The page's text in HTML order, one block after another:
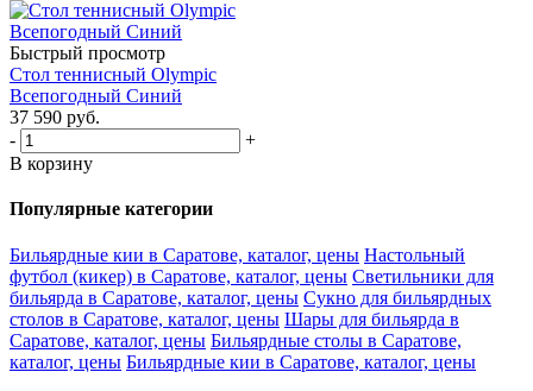
Быстрый просмотр
Стол теннисный Olympic
Всепогодный Синий
37 590 руб.
-
+
В корзину
Популярные категории
Бильярдные кии в Саратове, каталог, цены Настольный
футбол (кикер) в Саратове, каталог, цены Светильники для
бильярда в Саратове, каталог, цены Сукно для бильярдных
столов в Саратове, каталог, цены Шары для бильярда в
Саратове, каталог, цены Бильярдные столы в Саратове,
каталог, цены Бильярдные кии в Саратове, каталог, цены